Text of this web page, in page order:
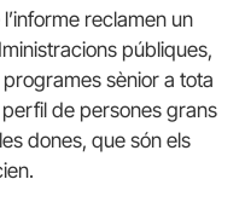
reclamen un
públiques,
sènior a tota
de persones grans
dones, que són els